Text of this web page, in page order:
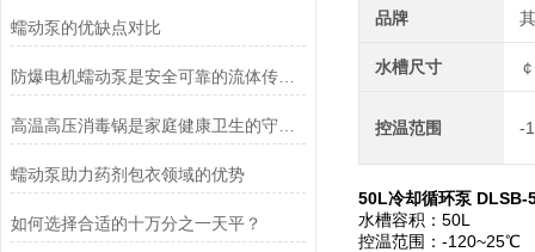
蠕动泵的优缺点对比
防爆电机蠕动泵是安全可靠的流体传送解决方案
蠕动泵助力药剂包衣领域的优势
如何选择合适的十万分之一天平？
品牌
水槽尺寸
控温范围 -
50L冷却循环泵 DLSB-
水槽容积：50L
控温范围：-120~25℃